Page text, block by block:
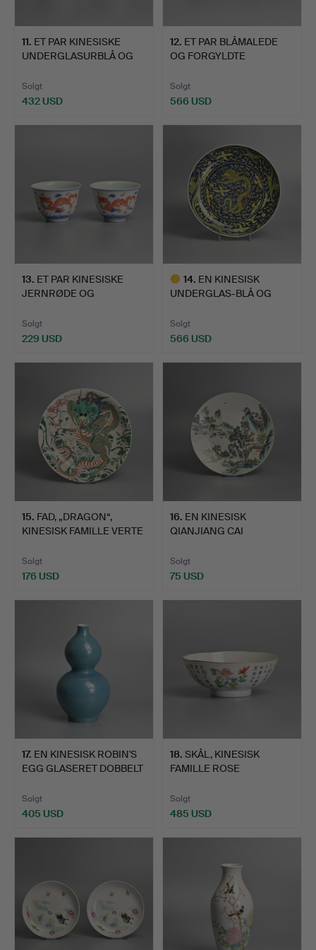
11. ET PAR KINESISKE
UNDERGLASURBLÅ OG
Solgt
432 USD
12. ET PAR BLÅMALEDE
OG FORGYLDTE
Solgt
566 USD
13. ET PAR KINESISKE
JERNRØDE OG
Solgt
229 USD
14. EN KINESISK
UNDERGLAS-BLÅ OG
Solgt
566 USD
15. FAD, „DRAGON“,
KINESISK FAMILLE VERTE
Solgt
176 USD
16. EN KINESISK
QIANJIANG CAI
Solgt
75 USD
17. EN KINESISK ROBIN'S
EGG GLASERET DOBBELT
Solgt
405 USD
18. SKÅL, KINESISK
FAMILLE ROSE
Solgt
485 USD